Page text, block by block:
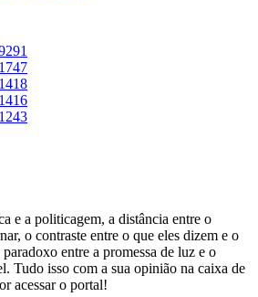
e a politicagem, a distância entre o
o contraste entre o que eles dizem e o
entre a promessa de luz e o
Tudo isso com a sua opinião na caixa de
acessar o portal!